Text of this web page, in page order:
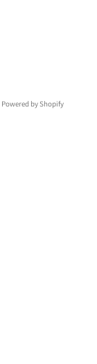
Powered by Shopify